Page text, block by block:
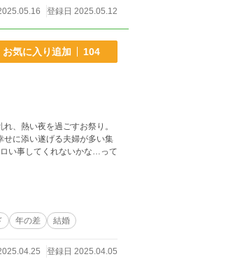
登録日 2025.05.12
お気に入り追加 104
、熱い夜を過ごすお祭り。
せに添い遂げる夫婦が多い集
年の差 結婚
登録日 2025.04.05